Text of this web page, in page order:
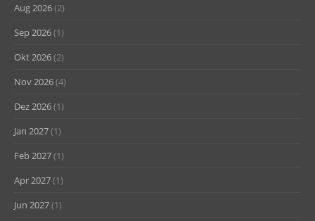
Aug 2026(2)
Sep 2026(1)
Okt 2026(2)
Nov 2026(4)
Dez 2026(1)
Jan 2027(1)
Feb 2027(1)
Apr 2027(1)
Jun 2027(1)